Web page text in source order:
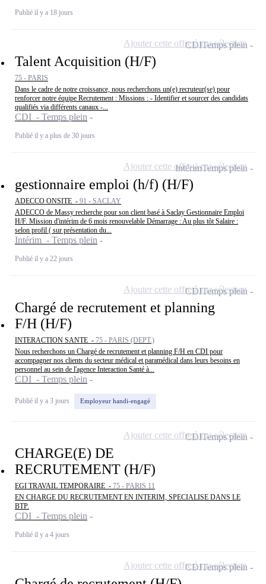
Publié il y a 18 jours
Talent Acquisition (H/F)
75 - PARIS
Dans le cadre de notre croissance, nous recherchons un(e) recruteur(se) pour
renforcer notre équipe Recrutement : Missions : - Identifier et sourcer des candidats
qualifiés via différents canaux -...
CDI - Temps plein
Publié il y a plus de 30 jours
CDITemps plein
Ajouter cette offre à ma sélection
gestionnaire emploi (h/f) (H/F)
ADECCO ONSITE - 91 - SACLAY
ADECCO de Massy recherche pour son client basé à Saclay Gestionnaire Emploi
H/F. Mission d'intérim de 6 mois renouvelable Démarrage : Au plus tôt Salaire :
selon profil ( sur présentation du...
Intérim - Temps plein
Publié il y a 22 jours
IntérimTemps plein
Ajouter cette offre à ma sélection
Chargé de recrutement et planning
F/H (H/F)
INTERACTION SANTE - 75 - PARIS (DEPT.)
Nous recherchons un Chargé de recrutement et planning F/H en CDI pour
accompagner nos clients du secteur médical et paramédical dans leurs besoins en
personnel au sein de l'agence Interaction Santé à...
CDI - Temps plein
Publié il y a 3 jours Employeur handi-engagé
CDITemps plein
Ajouter cette offre à ma sélection
CHARGE(E) DE
RECRUTEMENT (H/F)
EGI TRAVAIL TEMPORAIRE - 75 - PARIS 11
EN CHARGE DU RECRUTEMENT EN INTERIM, SPECIALISE DANS LE
BTP.
CDI - Temps plein
Publié il y a 4 jours
CDITemps plein
Ajouter cette offre à ma sélection
CDITemps plein
Ajouter cette offre à ma sélection